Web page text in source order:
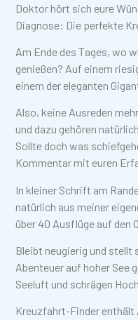
Doktor hört sich eure
Diagnose: Die perfekte
Am Ende des Tages, wo
genießen? Auf einem
einem der eleganten
Also, keine Ausreden
und dazu gehören
Sollte doch was
Kommentar mit euren
In kleiner Schrift am
natürlich aus meiner
über 40 Ausflüge auf den
Bleibt neugierig und stellt
Abenteuer auf hoher See
Seeluft und schrägen
Kreuzfahrt-Finder